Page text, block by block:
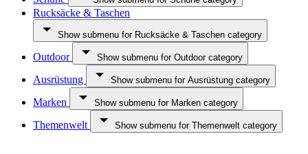
Rucksäcke & Taschen
Show submenu for Rucksäcke & Taschen category
Outdoor Show submenu for Outdoor category
Ausrüstung Show submenu for Ausrüstung category
Marken Show submenu for Marken category
Themenwelt Show submenu for Themenwelt category